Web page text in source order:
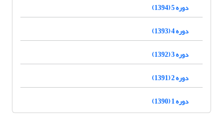
دوره 5 (1394)
دوره 4 (1393)
دوره 3 (1392)
دوره 2 (1391)
دوره 1 (1390)